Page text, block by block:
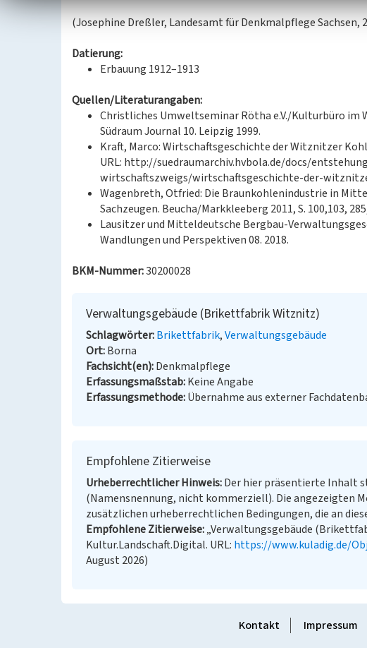
(Josephine Dreßler, Landesamt für Denkmalpflege Sachsen,
Datierung:
Erbauung 1912–1913
Quellen/Literaturangaben:
Christliches Umweltseminar Rötha e.V./Kulturbüro im
Südraum Journal 10. Leipzig 1999.
Kraft, Marco: Wirtschaftsgeschichte der Witznitzer
URL: http://suedraumarchiv.hvbola.de/docs/
wirtschaftszweigs/wirtschaftsgeschichte-der-
Wagenbreth, Otfried: Die Braunkohlenindustrie in
Sachzeugen. Beucha/Markkleeberg 2011, S. 100,103,
Lausitzer und Mitteldeutsche Bergbau-
Wandlungen und Perspektiven 08. 2018.
BKM-Nummer:30200028
Verwaltungsgebäude (Brikettfabrik Witznitz)
Schlagwörter Brikettfabrik Verwaltungsgebäude
Ort Borna
Fachsicht(en) Denkmalpflege
Erfassungsmaßstab Keine Angabe
Erfassungsmethode Übernahme aus externer
Empfohlene Zitierweise
Urheberrechtlicher Hinweis Der hier präsentierte Inhalt
(Namensnennung, nicht kommerziell). Die angezeigten
zusätzlichen urheberrechtlichen Bedingungen, die an
Empfohlene Zitierweise „Verwaltungsgebäude
Kultur.Landschaft.Digital. URL: https://www.kuladig.de/
August 2026)
Kontakt Impressum